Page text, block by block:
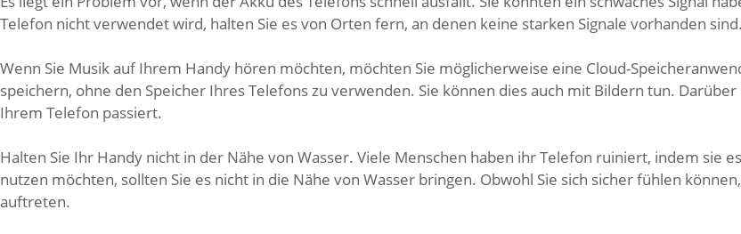
Telefon nicht verwendet wird, halten Sie es von Orten fern, an denen keine starken Signale vorhanden sind.
Wenn Sie Musik auf Ihrem Handy hören möchten, möchten Sie möglicherweise eine Cloud-
speichern, ohne den Speicher Ihres Telefons zu verwenden. Sie können dies auch mit Bildern tun.
Ihrem Telefon passiert.
Halten Sie Ihr Handy nicht in der Nähe von Wasser. Viele Menschen haben ihr Telefon ruiniert, indem sie
nutzen möchten, sollten Sie es nicht in die Nähe von Wasser bringen. Obwohl Sie sich sicher fühlen
auftreten.